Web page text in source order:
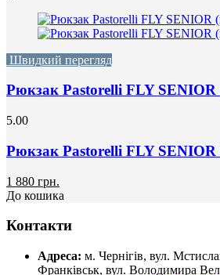
Швидкий перегляд
Рюкзак Pastorelli FLY SENIOR
5.00
Рюкзак Pastorelli FLY SENIOR
1 880 грн.
До кошика
Контакти
Адреса: м. Чернігів, вул.
Франківськ, вул. Володимира